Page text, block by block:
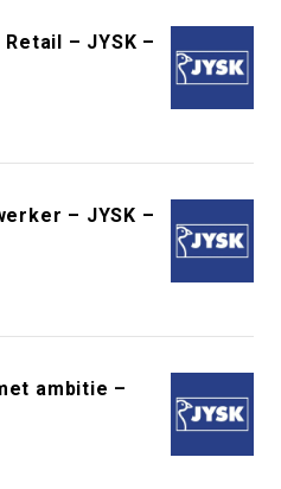
– JYSK –
– JYSK –
ambitie –